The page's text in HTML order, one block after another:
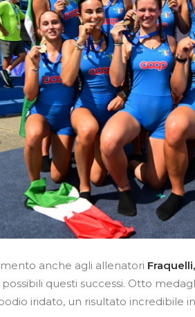
anche agli allenatori
questi successi. Otto
iridato, un risultato incredibile